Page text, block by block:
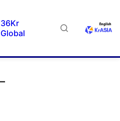
36Kr
Global